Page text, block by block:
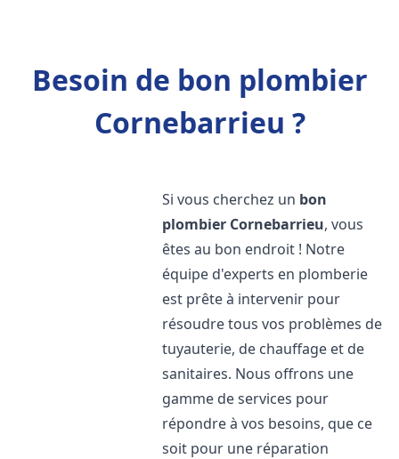
Besoin de bon plombier
Cornebarrieu ?
Si vous cherchez un bon
plombier Cornebarrieu, vous
êtes au bon endroit ! Notre
équipe d'experts en plomberie
est prête à intervenir pour
résoudre tous vos problèmes de
tuyauterie, de chauffage et de
sanitaires. Nous offrons une
gamme de services pour
répondre à vos besoins, que ce
soit pour une réparation